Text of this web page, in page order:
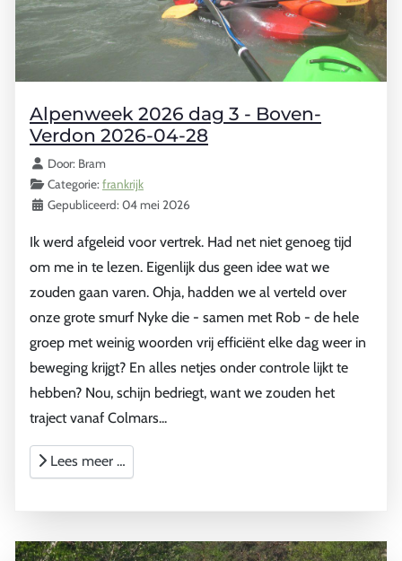
Alpenweek 2026 dag 3 - Boven-
Verdon 2026-04-28
Details
Door: Bram
Categorie:frankrijk
Gepubliceerd: 04 mei 2026
Ik werd afgeleid voor vertrek. Had net niet genoeg tijd
om me in te lezen. Eigenlijk dus geen idee wat we
zouden gaan varen. Ohja, hadden we al verteld over
onze grote smurf Nyke die - samen met Rob - de hele
groep met weinig woorden vrij efficiënt elke dag weer in
beweging krijgt? En alles netjes onder controle lijkt te
hebben? Nou, schijn bedriegt, want we zouden het
traject vanaf Colmars...
Lees meer …